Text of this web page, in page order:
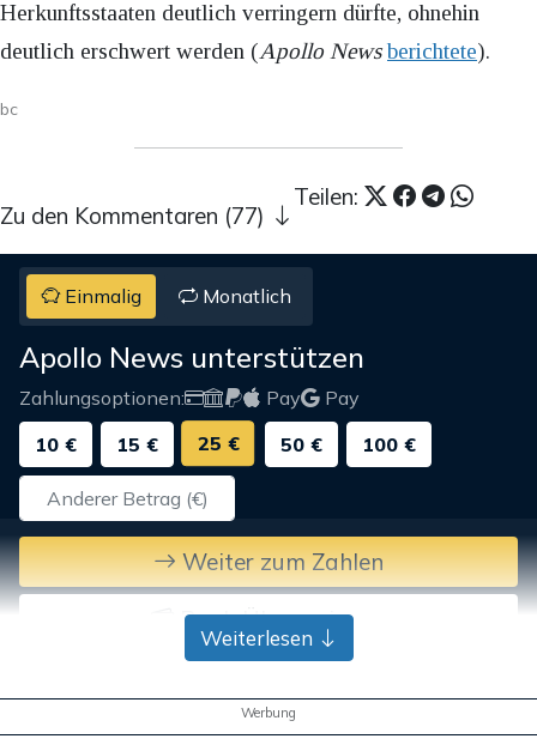
Herkunftsstaaten deutlich verringern dürfte, ohnehin
deutlich erschwert werden (Apollo Newsberichtete).
bc
Teilen:
Zu den Kommentaren (77)
Einmalig Monatlich
Apollo News unterstützen
Zahlungsoptionen: Pay
Pay
10 €
15 € 25 € 50 € 100 €
Weiter zum Zahlen
Bank-Überweisung
Weiterlesen
Werbung